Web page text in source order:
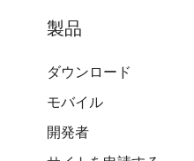
製品
ダウンロード
モバイル
開発者